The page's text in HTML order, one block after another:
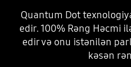
Quantum Dot
edir. 100% Rəng Həcmi
edir və onu istənilən
kəsən